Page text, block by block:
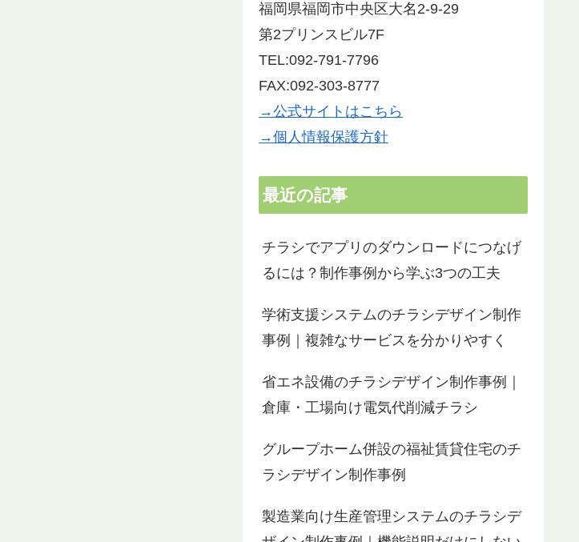
福岡県福岡市中央区大名2-9-29
第2プリンスビル7F
TEL:092-791-7796
FAX:092-303-8777
→公式サイトはこちら
→個人情報保護方針
最近の記事
チラシでアプリのダウンロードにつなげ
るには？制作事例から学ぶ3つの工夫
学術支援システムのチラシデザイン制作
事例｜複雑なサービスを分かりやすく
省エネ設備のチラシデザイン制作事例｜
倉庫・工場向け電気代削減チラシ
グループホーム併設の福祉賃貸住宅のチ
ラシデザイン制作事例
製造業向け生産管理システムのチラシデ